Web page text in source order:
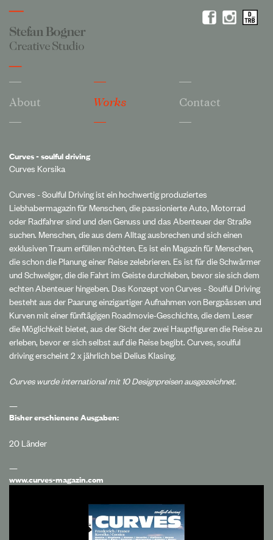
About Works Contact
Curves - soulful driving
Curves Korsika
Curves - Soulful Driving ist ein hochwertig produziertes
Liebhabermagazin für Menschen, die passionierte Auto, Motorrad
oder Radfahrer sind und den Genuss und das Abenteuer der Straße
suchen. Menschen, die aus dem Alltag ausbrechen und sich einen
exklusiven Traum erfüllen möchten. Es ist ein Magazin für Menschen,
die schon die Planung einer Reise zelebrieren. Es ist für die Schwärmer
und Schwelger, die die Fahrt im Geiste durchleben, bevor sie sich dem
echten Abenteuer hingeben. Das Konzept von Curves - Soulful Driving
besteht aus der Paarung einzigartiger Aufnahmen von Bergpässen und
Kurven mit einer fünftägigen Roadmovie-Geschichte, die dem Leser
die Möglichkeit bietet, aus der Sicht der zwei Hauptfiguren die Reise zu
erleben, bevor er sich selbst auf die Reise begibt. Curves, soulful
driving erscheint 2 x jährlich bei Delius Klasing.
Curves wurde international mit 10 Designpreisen ausgezeichnet.
—
Bisher erschienene Ausgaben:
20 Länder
—
www.curves-magazin.com